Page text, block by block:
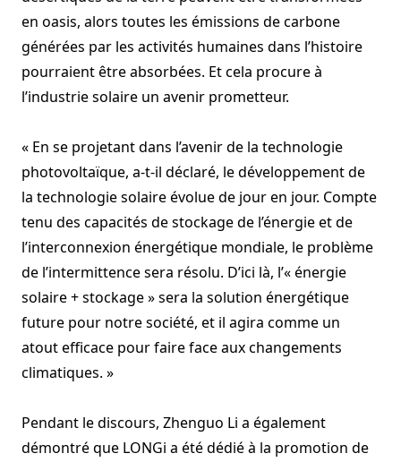
en oasis, alors toutes les émissions de carbone
générées par les activités humaines dans l’histoire
pourraient être absorbées. Et cela procure à
l’industrie solaire un avenir prometteur.
« En se projetant dans l’avenir de la technologie
photovoltaïque, a-t-il déclaré, le développement de
la technologie solaire évolue de jour en jour. Compte
tenu des capacités de stockage de l’énergie et de
l’interconnexion énergétique mondiale, le problème
de l’intermittence sera résolu. D’ici là, l’« énergie
solaire + stockage » sera la solution énergétique
future pour notre société, et il agira comme un
atout efficace pour faire face aux changements
climatiques. »
Pendant le discours, Zhenguo Li a également
démontré que LONGi a été dédié à la promotion de